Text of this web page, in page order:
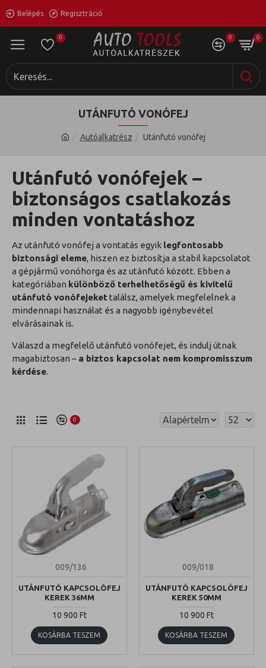
Belépés Regisztráció
0 0 0
Autóalkatrész Utánfutó vonófej
UTÁNFUTÓ VONÓFEJ
Utánfutó vonófejek –
biztonságos csatlakozás
minden vontatáshoz
Az utánfutó vonófej a vontatás egyik legfontosabb
biztonsági eleme, hiszen ez biztosítja a stabil kapcsolatot
a gépjármű vonóhorga és az utánfutó között. Ebben a
kategóriában különböző terhelhetőségű és kivitelű
utánfutó vonófejeket találsz, amelyek megfelelnek a
mindennapi használat és a nagyobb igénybevétel
elvárásainak is.
Válaszd a megfelelő utánfutó vonófejet, és indulj útnak
magabiztosan – a biztos kapcsolat nem kompromisszum
kérdése.
0
009/136
UTÁNFUTÓ KAPCSOLÓFEJ
KEREK 36MM
10 900 Ft
KOSÁRBA TESZEM
009/018
UTÁNFUTÓ KAPCSOLÓFEJ
KEREK 50MM
10 900 Ft
KOSÁRBA TESZEM